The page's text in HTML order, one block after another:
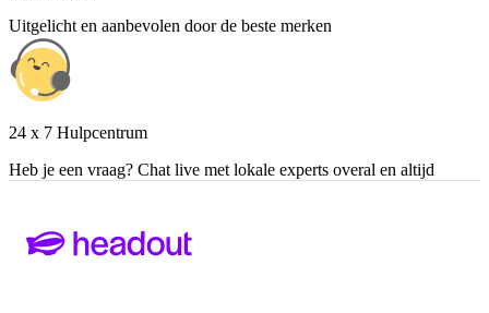
Uitgelicht en aanbevolen door de beste merken
24 x 7 Hulpcentrum
Heb je een vraag? Chat live met lokale experts overal en altijd